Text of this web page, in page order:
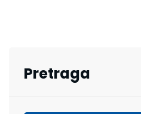
Pretraga